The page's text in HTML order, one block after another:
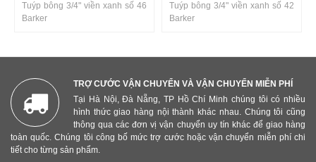
Tuýp bông 3/4" viền xanh số 46
Barker
Tuýp bông 3/4" viền xanh số 42
Barker
TRỢ CƯỚC VẬN CHUYỂN VÀ VẬN CHUYỂN MIỄN PHÍ
Tại Hà Nội, Đà Nẵng, TP Hồ Chí Minh chúng tôi có nhiều
hình thức giao hàng nội thành khác nhau. Chúng tôi cũng
thông qua các đơn vị vận chuyển uy tín khác để giao hàng
toàn quốc. Chúng tôi công bố mức trợ cước hoặc vận chuyển miễn phí chi
tiết cho từng sản phẩm.